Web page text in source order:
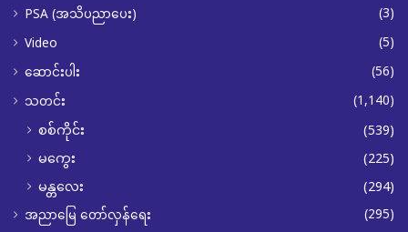
PSA (အသိပညာပေး)
(3)
Video
(5)
ဆောင်းပါး
(56)
သတင်း
(1,140)
စစ်ကိုင်း
(539)
မကွေး
(225)
မန္တလေး
(294)
အညာမြေ တော်လှန်ရေး (295)